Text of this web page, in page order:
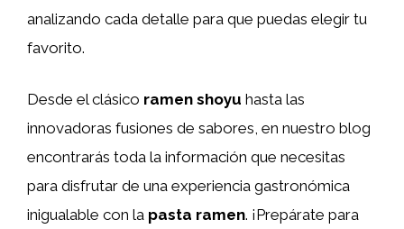
analizando cada detalle para que puedas elegir tu
favorito.
Desde el clásico ramen shoyu hasta las
innovadoras fusiones de sabores, en nuestro blog
encontrarás toda la información que necesitas
para disfrutar de una experiencia gastronómica
inigualable con la pasta ramen. ¡Prepárate para